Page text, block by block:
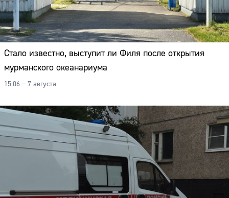
Стало известно, выступит ли Филя после открытия
мурманского океанариума
15:06 – 7 августа